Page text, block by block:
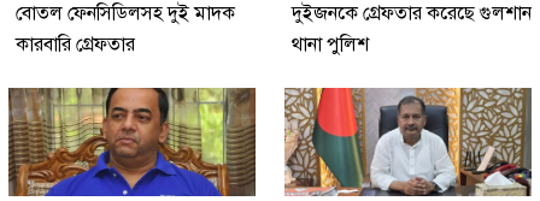
বোতল ফেনসিডিলসহ দুই মাদক
কারবারি গ্রেফতার
দুইজনকে গ্রেফতার করেছে গুলশান
থানা পুলিশ